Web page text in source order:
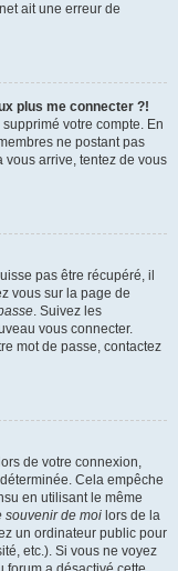
ait une erreur de
plus me connecter ?!
supprimé votre compte. En
ne postant pas
arrive, tentez de vous
pas être récupéré, il
vous sur la page de
. Suivez les
vous connecter.
mot de passe, contactez
lors de votre connexion,
Cela empêche
en utilisant le même
souvenir de moi lors de la
un ordinateur public pour
etc.). Si vous ne voyez